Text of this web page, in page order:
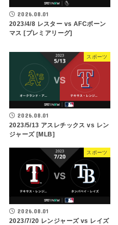
2026.08.01
2023/4/8 レスター vs AFCボーン
マス [プレミアリーグ]
スポーツ
2026.08.01
2023/5/13 アスレチックス vs レン
ジャーズ [MLB]
スポーツ
2026.08.01
2023/7/20 レンジャーズ vs レイズ